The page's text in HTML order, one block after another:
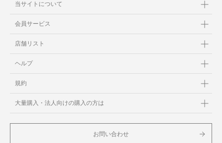
当サイトについて
会員サービス
店舗リスト
ヘルプ
規約
大量購入・法人向けの購入の方は
お問い合わせ